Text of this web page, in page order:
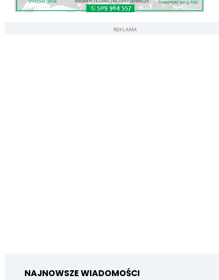
REKLAMA
NAJNOWSZE WIADOMOŚCI